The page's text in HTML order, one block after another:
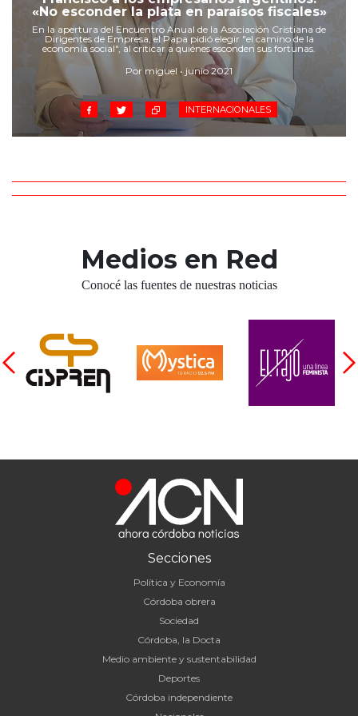
Cruz del Eje
Corredor de Ansenuza
La Carlota y zona
Laboulaye y sur
Bell Ville
Río Tercero
Despeñaderos
«No esconder la plata en paraísos fiscales»
En la apertura del Encuentro Anual de la Asociación Cristiana de
Dirigentes de Empresa, el Papa pidió elegir "el camino de la
economía social", al criticar a quiénes esconden sus fortunas.
Por miguel • junio 2021
INTERNACIONALES
Medios en Red
Conocé las fuentes de nuestras noticias
Secciones
Política y Economía
Córdoba obrera
Sociedad
Córdoba, la Docta
Medio ambiente y sustentabilidad
Deportes
Córdoba independiente